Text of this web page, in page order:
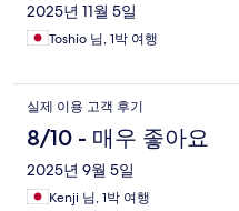
2025년 11월 5일
Toshio 님, 1박 여행
실제 이용 고객 후기
8/10 - 매우 좋아요
2025년 9월 5일
Kenji 님, 1박 여행